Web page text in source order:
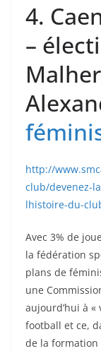
4.
–
http://
club/devenez-
lhistoire-du-
Avec 3% de
la fédération
plans de
une
aujourd’hui à
football et ce,
de la formation